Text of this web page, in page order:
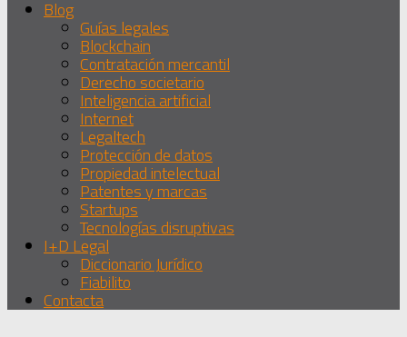
Blog
Guías legales
Blockchain
Contratación mercantil
Derecho societario
Inteligencia artificial
Internet
Legaltech
Protección de datos
Propiedad intelectual
Patentes y marcas
Startups
Tecnologías disruptivas
I+D Legal
Diccionario Jurídico
Fiabilito
Contacta